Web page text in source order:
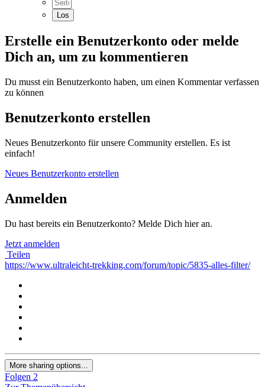
Erstelle ein Benutzerkonto oder melde
Dich an, um zu kommentieren
Du musst ein Benutzerkonto haben, um einen Kommentar verfassen
zu können
Benutzerkonto erstellen
Neues Benutzerkonto für unsere Community erstellen. Es ist
einfach!
Neues Benutzerkonto erstellen
Anmelden
Du hast bereits ein Benutzerkonto? Melde Dich hier an.
Jetzt anmelden
Teilen
https://www.ultraleicht-trekking.com/forum/topic/5835-alles-filter/
More sharing options...
Folgen 2